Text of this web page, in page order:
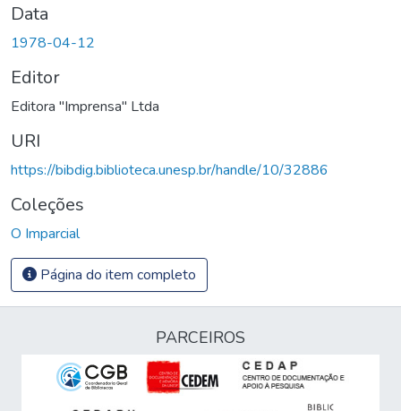
Data
1978-04-12
Editor
Editora "Imprensa" Ltda
URI
https://bibdig.biblioteca.unesp.br/handle/10/32886
Coleções
O Imparcial
Página do item completo
PARCEIROS